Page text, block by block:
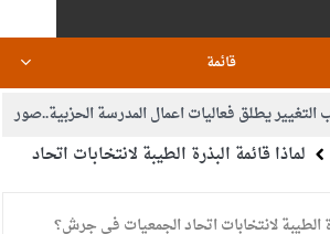
قائمة
يطلق فعاليات اعمال المدرسة الحزبية..صور
التجنيد لحملة البكالوريوس في الحقوق والقانون
الوصاية الهاشمية التاريخية على المقدسات
لماذا قائمة البذرة الطيبة لانتخابات اتحاد